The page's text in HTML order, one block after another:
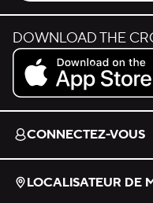
DOWNLOAD THE
Download on the App
CONNECTEZ-VOUS
LOCALISATEUR DE